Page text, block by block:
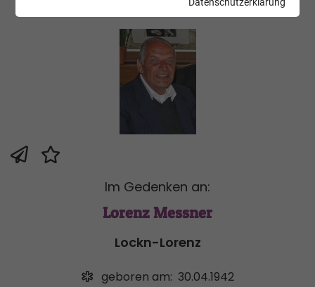
Im Gedenken an:
Lorenz Messner
Lockn-Lorenz
geboren am: 30.04.1942